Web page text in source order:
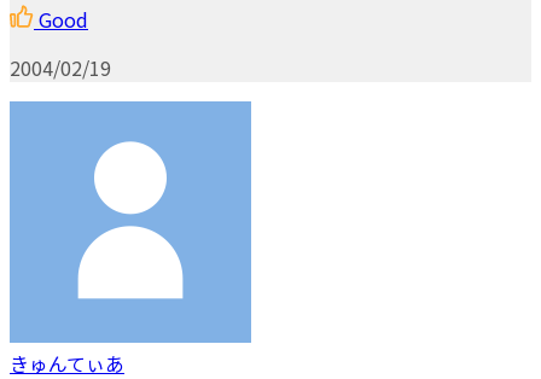
Good
2004/02/19
きゅんてぃあ